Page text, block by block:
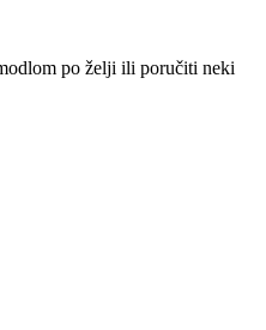
po želji ili poručiti neki